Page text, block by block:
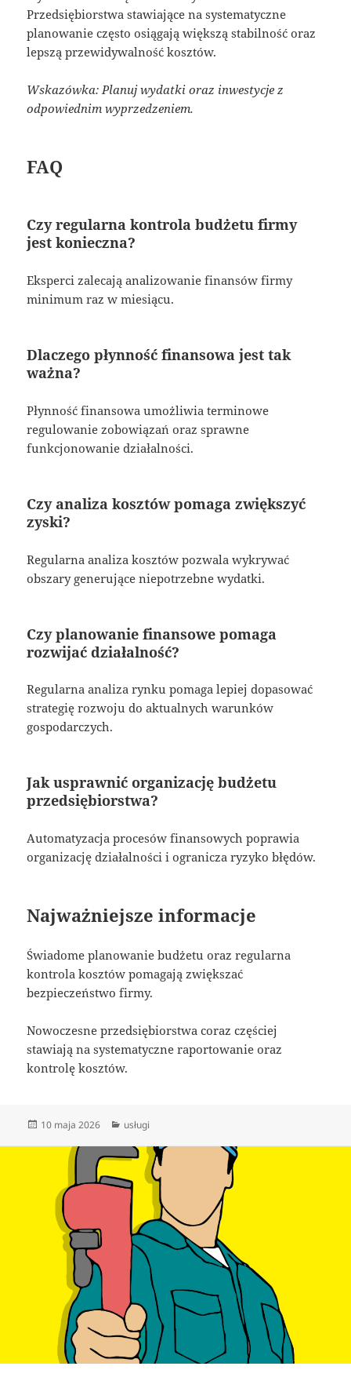
Przedsiębiorstwa stawiające na systematyczne
planowanie często osiągają większą stabilność oraz
lepszą przewidywalność kosztów.
Wskazówka: Planuj wydatki oraz inwestycje z
odpowiednim wyprzedzeniem.
FAQ
Czy regularna kontrola budżetu firmy
jest konieczna?
Eksperci zalecają analizowanie finansów firmy
minimum raz w miesiącu.
Dlaczego płynność finansowa jest tak
ważna?
Płynność finansowa umożliwia terminowe
regulowanie zobowiązań oraz sprawne
funkcjonowanie działalności.
Czy analiza kosztów pomaga zwiększyć
zyski?
Regularna analiza kosztów pozwala wykrywać
obszary generujące niepotrzebne wydatki.
Czy planowanie finansowe pomaga
rozwijać działalność?
Regularna analiza rynku pomaga lepiej dopasować
strategię rozwoju do aktualnych warunków
gospodarczych.
Jak usprawnić organizację budżetu
przedsiębiorstwa?
Automatyzacja procesów finansowych poprawia
organizację działalności i ogranicza ryzyko błędów.
Najważniejsze informacje
Świadome planowanie budżetu oraz regularna
kontrola kosztów pomagają zwiększać
bezpieczeństwo firmy.
Nowoczesne przedsiębiorstwa coraz częściej
stawiają na systematyczne raportowanie oraz
kontrolę kosztów.
Data
10 maja 2026 Kategorie
usługi